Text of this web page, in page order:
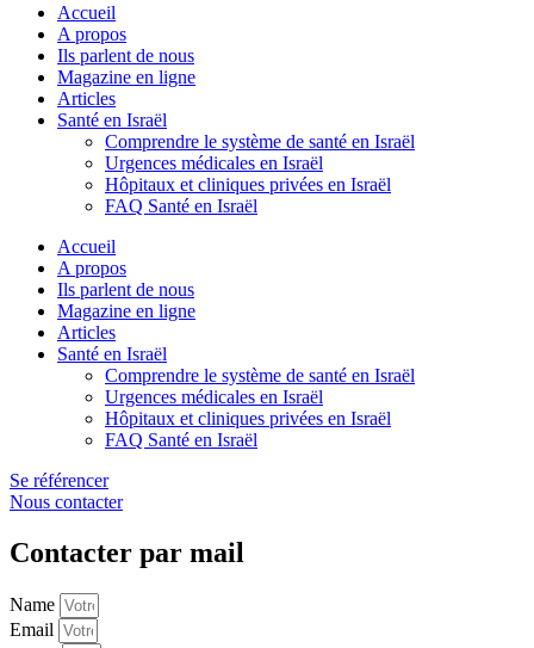
Accueil
A propos
Ils parlent de nous
Magazine en ligne
Articles
Santé en Israël
Comprendre le système de santé en Israël
Urgences médicales en Israël
Hôpitaux et cliniques privées en Israël
FAQ Santé en Israël
Accueil
A propos
Ils parlent de nous
Magazine en ligne
Articles
Santé en Israël
Comprendre le système de santé en Israël
Urgences médicales en Israël
Hôpitaux et cliniques privées en Israël
FAQ Santé en Israël
Se référencer
Nous contacter
Contacter par mail
Name
Email